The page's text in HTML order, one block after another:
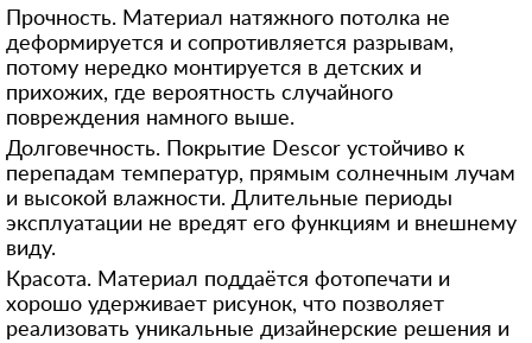
Прочность. Материал натяжного потолка не
деформируется и сопротивляется разрывам,
потому нередко монтируется в детских и
прихожих, где вероятность случайного
повреждения намного выше.
Долговечность. Покрытие Descor устойчиво к
перепадам температур, прямым солнечным лучам
и высокой влажности. Длительные периоды
эксплуатации не вредят его функциям и внешнему
виду.
Красота. Материал поддаётся фотопечати и
хорошо удерживает рисунок, что позволяет
реализовать уникальные дизайнерские решения и